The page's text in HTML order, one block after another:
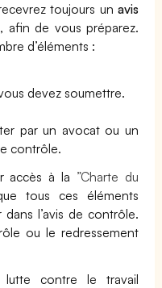
toujours un avis
afin de vous préparez.
d’éléments :
devez soumettre.
par un avocat ou un
contrôle.
accès à la ”Charte du
tous ces éléments
l’avis de contrôle.
ou le redressement
lutte contre le travail